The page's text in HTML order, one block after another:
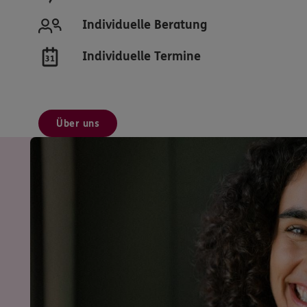
Individuelle Beratung
Individuelle Termine
Über uns